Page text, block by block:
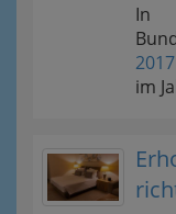
In
im